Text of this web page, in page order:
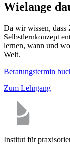
Wielange
Da wir wissen, dass
Selbstlernkonzept
lernen, wann und
Welt.
Beratungstermin
Zum Lehrgang
Institut für